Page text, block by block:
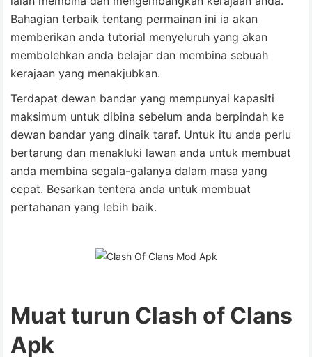
Bahagian terbaik tentang permainan ini ia akan
memberikan anda tutorial menyeluruh yang akan
membolehkan anda belajar dan membina sebuah
kerajaan yang menakjubkan.
Terdapat dewan bandar yang mempunyai kapasiti
maksimum untuk dibina sebelum anda berpindah ke
dewan bandar yang dinaik taraf. Untuk itu anda perlu
bertarung dan menakluki lawan anda untuk membuat
anda membina segala-galanya dalam masa yang
cepat. Besarkan tentera anda untuk membuat
pertahanan yang lebih baik.
Muat turun Clash of Clans
Apk